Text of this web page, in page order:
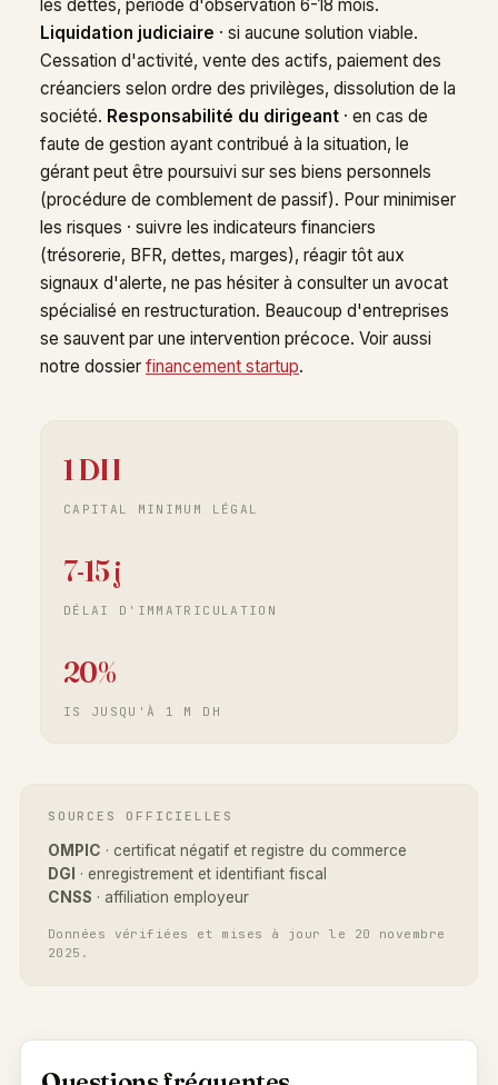
les dettes, période d'observation 6-18 mois.
Liquidation judiciaire · si aucune solution viable.
Cessation d'activité, vente des actifs, paiement des
créanciers selon ordre des privilèges, dissolution de la
société. Responsabilité du dirigeant · en cas de
faute de gestion ayant contribué à la situation, le
gérant peut être poursuivi sur ses biens personnels
(procédure de comblement de passif). Pour minimiser
les risques · suivre les indicateurs financiers
(trésorerie, BFR, dettes, marges), réagir tôt aux
signaux d'alerte, ne pas hésiter à consulter un avocat
spécialisé en restructuration. Beaucoup d'entreprises
se sauvent par une intervention précoce. Voir aussi
notre dossier financement startup.
1 DH
CAPITAL MINIMUM LÉGAL
7-15 j
DÉLAI D'IMMATRICULATION
20%
IS JUSQU'À 1 M DH
SOURCES OFFICIELLES
OMPIC · certificat négatif et registre du commerce
DGI
· enregistrement et identifiant fiscal
CNSS · affiliation employeur
Données vérifiées et mises à jour le 20 novembre
2025.